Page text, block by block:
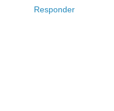
Responder